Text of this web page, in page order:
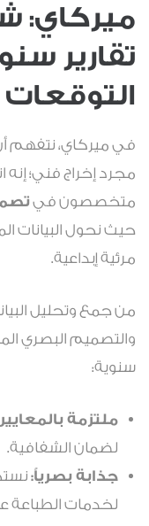
ميركاي:
تقارير
التوقعات
في ميركاي، نتفهم
مجرد إخراج فني؛
متخصصون في
حيث نحول البيانات
مرئية إبداعية.
من جمع وتحليل
والتصميم البصري
سنوية:
ملتزمة
لضمان الشفافية.
جذابة بصرياً:
لخدمات الطباعة